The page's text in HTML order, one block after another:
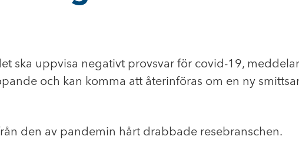
ska uppvisa negativt provsvar för covid-19,
och kan komma att återinföras om en ny
den av pandemin hårt drabbade resebranschen.